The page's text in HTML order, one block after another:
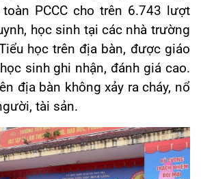
PCCC cho trên 6.743 lượt
học sinh tại các nhà trường
học trên địa bàn, được giáo
sinh ghi nhận, đánh giá cao.
địa bàn không xảy ra cháy, nổ
tài sản.